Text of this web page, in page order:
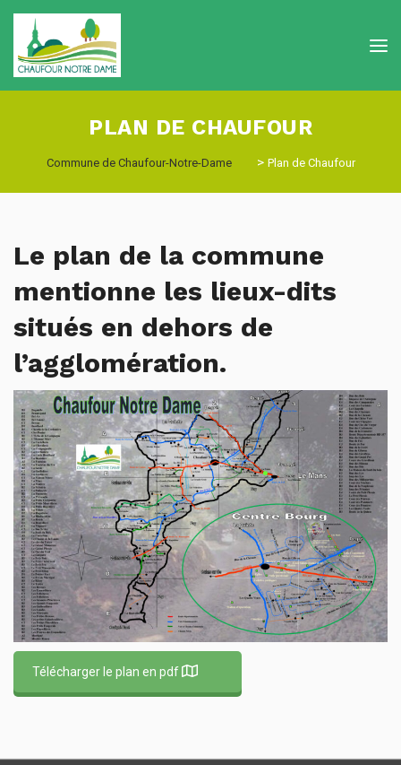
PLAN DE CHAUFOUR
Commune de Chaufour-Notre-Dame > Plan de Chaufour
Le plan de la commune
mentionne les lieux-dits
situés en dehors de
l’agglomération.
Télécharger le plan en pdf